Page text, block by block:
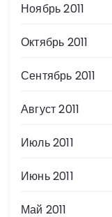
Ноябрь 2011
Октябрь 2011
Сентябрь 2011
Август 2011
Июль 2011
Июнь 2011
Май 2011